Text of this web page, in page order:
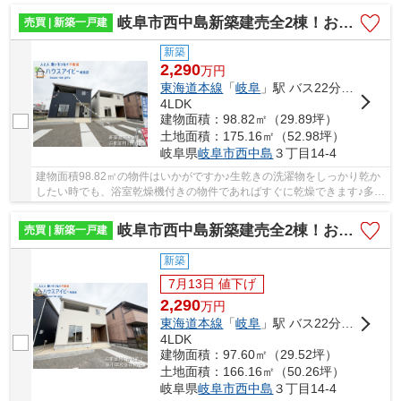
売買 | 新築一戸建
岐阜市西中島新築建売全2棟！お車並列3台可能！広めのインナーバルコニーのあるお家！
新築
2,290万円
東海道本線 「岐阜 」駅 バス22分 「島大橋東」 停歩3分
4LDK
建物面積：98.82㎡（29.89坪）
土地面積：175.16㎡（52.98坪）
岐阜県岐阜市西中島 ３丁目14-4
建物面積98.82㎡の物件はいかがですか♪生乾きの洗濯物をしっかり乾か
したい時でも、浴室乾燥機付きの物件であればすぐに乾燥できます♪多く
売買 | 新築一戸建
岐阜市西中島新築建売全2棟！お車並列3台可能！広めのインナーバルコニーのあるお家！
新築
7月13日 値下げ
2,290万円
東海道本線 「岐阜 」駅 バス22分 「島大橋東」 停歩3分
4LDK
建物面積：97.60㎡（29.52坪）
土地面積：166.16㎡（50.26坪）
岐阜県岐阜市西中島 ３丁目14-4